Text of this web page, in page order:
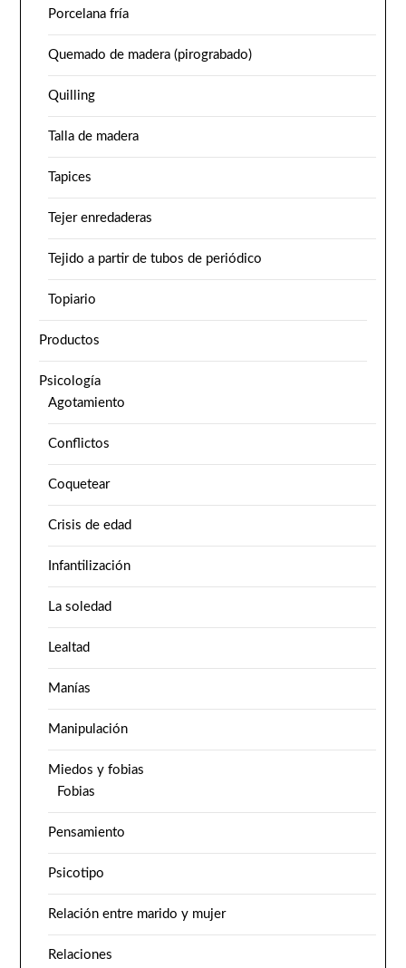
Porcelana fría
Quemado de madera (pirograbado)
Quilling
Talla de madera
Tapices
Tejer enredaderas
Tejido a partir de tubos de periódico
Topiario
Productos
Psicología
Agotamiento
Conflictos
Coquetear
Crisis de edad
Infantilización
La soledad
Lealtad
Manías
Manipulación
Miedos y fobias
Fobias
Pensamiento
Psicotipo
Relación entre marido y mujer
Relaciones